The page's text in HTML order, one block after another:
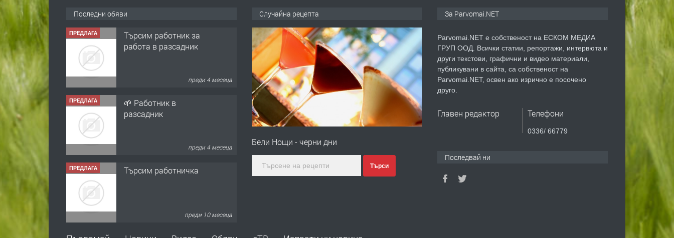
Последни обяви
работа в разсадник
разсадник
Случайна рецепта
Бели Нощи - черни дни
Търси
За Parvomai.NET
Parvomai.NET е собственост на ЕСКОМ МЕДИА
ГРУП ООД. Всички статии, репортажи, интервюта и
други текстови, графични и видео материали,
публикувани в сайта, са собственост на
Parvomai.NET, освен ако изрично е посочено
друго.
Главен редактор Телефони
0336/ 66779
Последвай ни